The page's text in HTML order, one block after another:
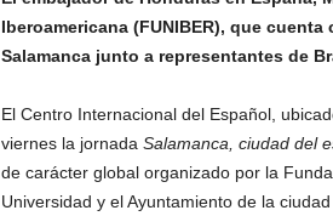
Iberoamericana (FUNIBER), que
Salamanca junto a representantes de
El Centro Internacional del Español,
viernes la jornada Salamanca, ciudad del
de carácter global organizado por la
Universidad y el Ayuntamiento de la